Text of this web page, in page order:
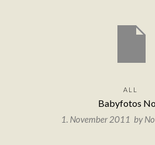
ALL
Babyfotos
1. November 2011 by